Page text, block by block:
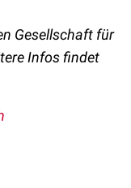
Gesellschaft für
Infos findet